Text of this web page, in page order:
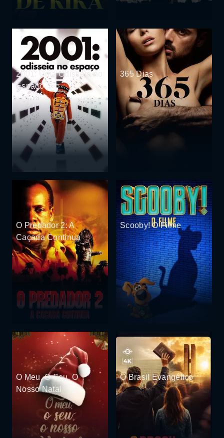
2001: Uma Odisséia no
Espaço
365 Dias
O Predador 2: A
Caçada Continua
Scooby! O Filme
O Meu, O Seu, O
Nosso Natal
O Brasil Evangélico